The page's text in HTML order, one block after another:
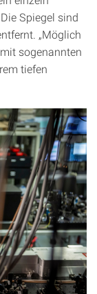
Spiegel sind
„Möglich
sogenannten
tiefen